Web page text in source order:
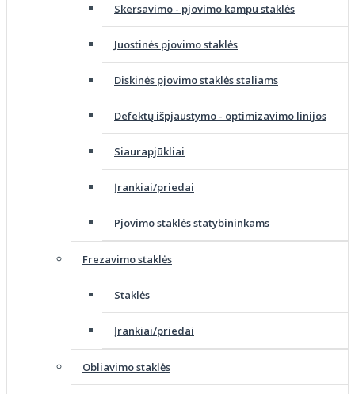
Skersavimo - pjovimo kampu staklės
Juostinės pjovimo staklės
Diskinės pjovimo staklės staliams
Defektų išpjaustymo - optimizavimo linijos
Siaurapjūkliai
Įrankiai/priedai
Pjovimo staklės statybininkams
Frezavimo staklės
Staklės
Įrankiai/priedai
Obliavimo staklės